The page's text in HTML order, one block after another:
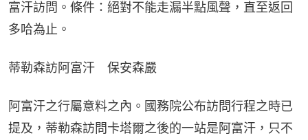
富汗訪問。條件：絕對不能走漏半點風聲，直至返回
多哈為止。
蒂勒森訪阿富汗　保安森嚴
阿富汗之行屬意料之內。國務院公布訪問行程之時已
提及，蒂勒森訪問卡塔爾之後的一站是阿富汗，只不